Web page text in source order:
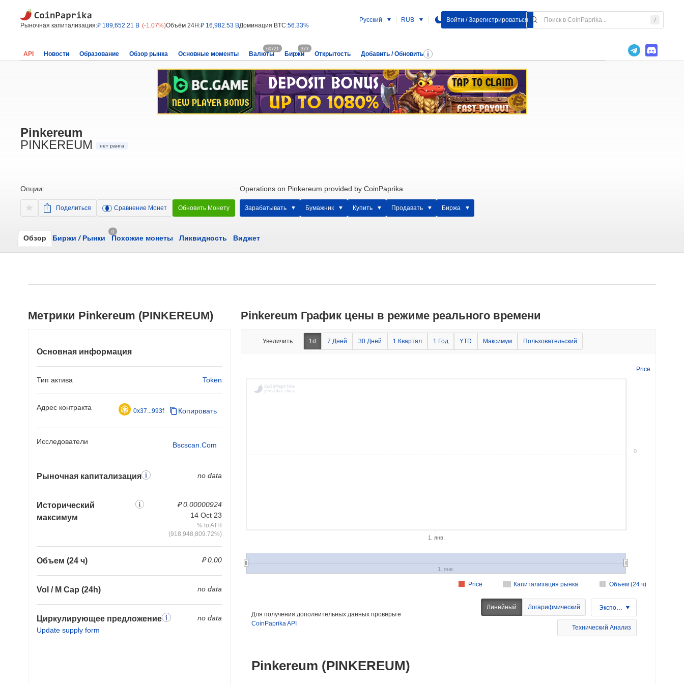
Рыночная капитализация:₽ 189,652.21 B (-1.07%)Объём 24H:₽ 16,982.53 BДоминация BTC:56.33%
Русский RUB Войти / Зарегистрироваться
API Новости Образование Обзор рынка Основные моменты Валюты
60721
Биржи
373
Открытость Добавить / Обновить
Pinkereum
PINKEREUM
нет ранга
Опции:
Поделиться Сравнение Монет Обновить Монету
Operations on Pinkereum provided by CoinPaprika
Зарабатывать Бумажник Купить Продавать Биржа
Обзор Биржи /Рынки
0
Похожие монеты Ликвидность Виджет
Метрики Pinkereum (PINKEREUM)
Основная информация
Тип актива Token
Адрес контракта 0x37...993f Копировать
Исследователи Bscscan.com
Рыночная капитализация no data
Исторический
максимум
₽ 0.00000924
14 Oct 23
% to ATH
(918,948,809.72%)
Объем (24 ч) ₽ 0.00
Vol / M Cap (24h) no data
Циркулирующее предложение
Update supply form
no data
Pinkereum График цены в режиме реального времени
Увеличить: 1d 7 Дней 30 Дней 1 Квартал 1 Год YTD Максимум Пользовательский
Price
Капитализация рынка Объем (24 ч)
Price
1. янв.
1. янв.
0
Для получения дополнительных данных проверьте
CoinPaprika API
Линейный Логарифмический Экспорт
Технический Анализ
Pinkereum (PINKEREUM)